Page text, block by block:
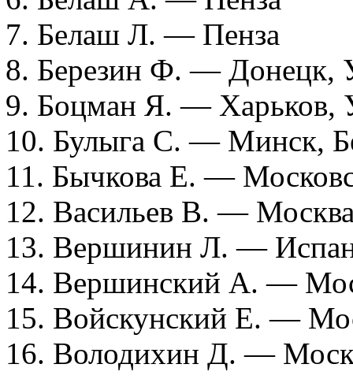
7. Белаш Л. — Пенза
8. Березин Ф. — Донецк,
9. Боцман Я. — Харьков,
10. Булыга С. — Минск,
11. Бычкова Е. —
12. Васильев В. —
13. Вершинин Л. —
14. Вершинский А. —
15. Войскунский Е. —
16. Володихин Д. —